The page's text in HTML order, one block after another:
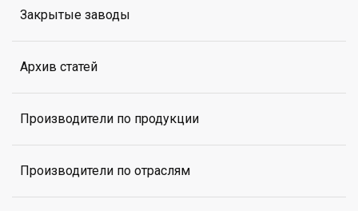
Закрытые заводы
Архив статей
Производители по продукции
Производители по отраслям